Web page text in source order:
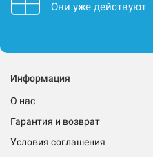
Они уже действуют
Информация
О нас
Гарантия и возврат
Условия соглашения